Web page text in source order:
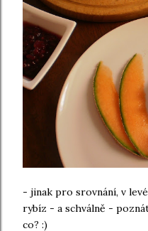
- jinak pro srovnání, v
rybíz - a schválně -
co? :)